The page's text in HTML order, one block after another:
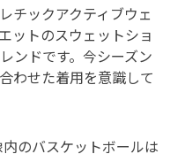
チックアクティブウェ
ットのスウェットショ
ンドです。今シーズン
わせた着用を意識して
のバスケットボールは